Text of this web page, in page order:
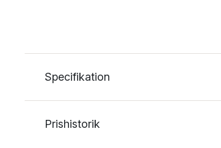
Specifikation
Prishistorik